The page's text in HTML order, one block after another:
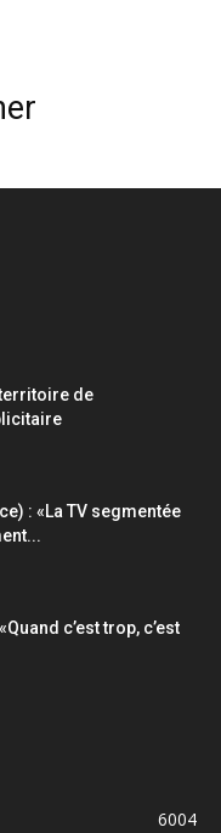
de
: «La TV segmentée
c’est trop, c’est
6004